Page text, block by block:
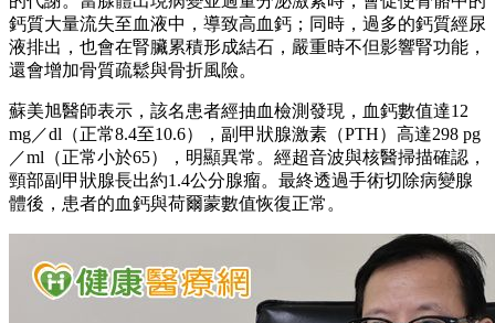
鈣質大量流失至血液中，導致高血鈣；同時，過多的鈣質經尿
液排出，也會在腎臟累積形成結石，嚴重時不但影響腎功能，
還會增加骨質疏鬆與骨折風險。
蘇美旭醫師表示，該名患者經抽血檢測發現，血鈣數值達12
mg／dl（正常8.4至10.6），副甲狀腺激素（PTH）高達298 pg
／ml（正常小於65），明顯異常。經超音波與核醫掃描確認，
頸部副甲狀腺長出約1.4公分腺瘤。最終透過手術切除病變腺
體後，患者的血鈣與荷爾蒙數值恢復正常。